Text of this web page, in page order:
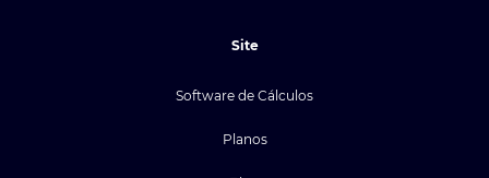
Site
Software de Cálculos
Planos